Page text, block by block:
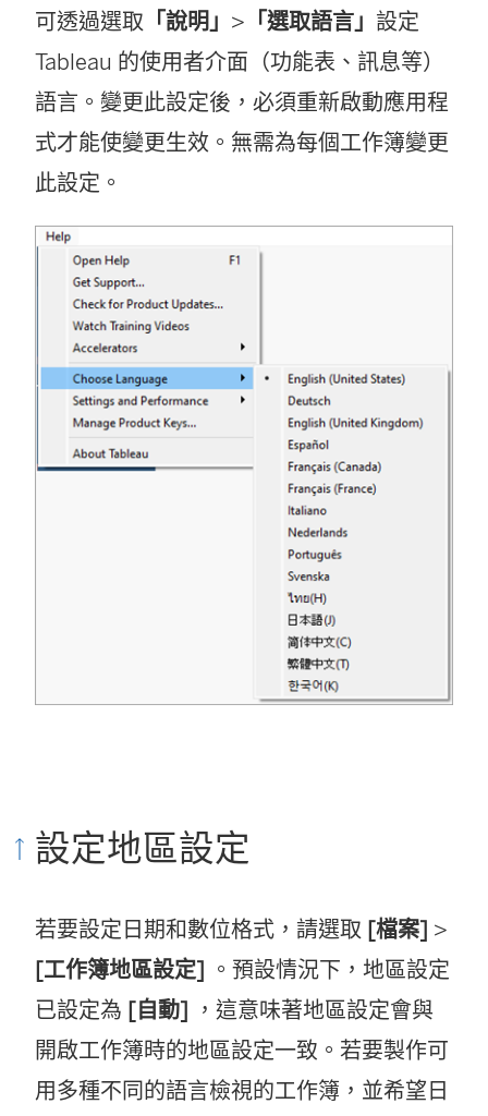
可透過選取 「說明」 > 「選取語言」 設定
Tableau 的使用者介面（功能表、訊息等）
語言。變更此設定後，必須重新啟動應用程
式才能使變更生效。無需為每個工作簿變更
此設定。
設定地區設定
若要設定日期和數位格式，請選取 [檔案] >
[工作簿地區設定] 。預設情況下，地區設定
已設定為 [自動] ，這意味著地區設定會與
開啟工作簿時的地區設定一致。若要製作可
用多種不同的語言檢視的工作簿，並希望日